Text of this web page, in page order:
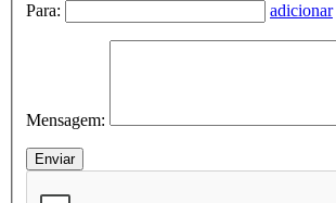
Para: adicionar
Mensagem: